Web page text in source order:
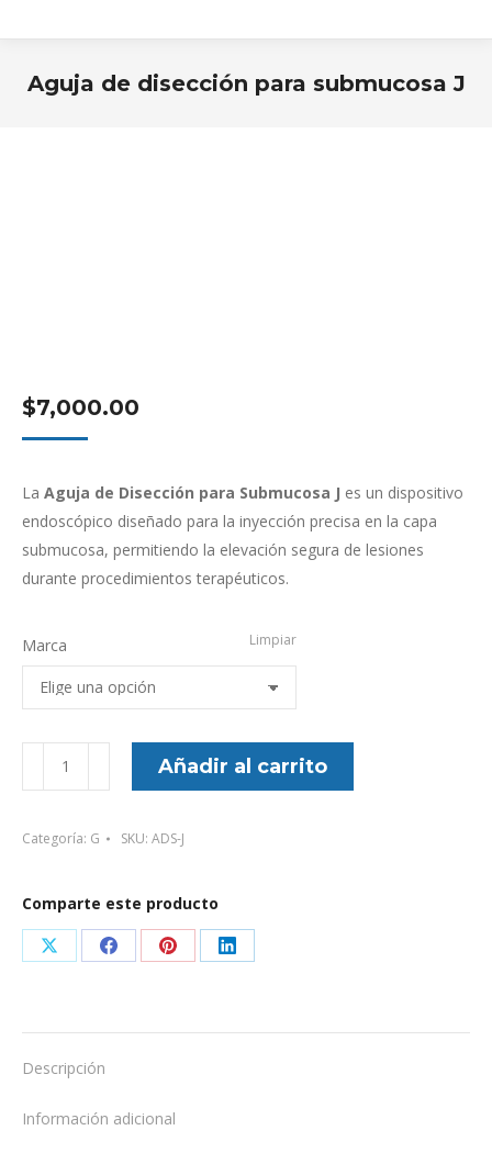
Aguja de disección para submucosa J
$7,000.00
La Aguja de Disección para Submucosa J es un dispositivo
endoscópico diseñado para la inyección precisa en la capa
submucosa, permitiendo la elevación segura de lesiones
durante procedimientos terapéuticos.
Marca Limpiar
para
J
cantidad
Añadir al carrito
Categoría: G SKU: ADS-J
Comparte este producto
Share
X
Share
Facebook
Share
Pinterest
Share
LinkedIn
Descripción
Información adicional